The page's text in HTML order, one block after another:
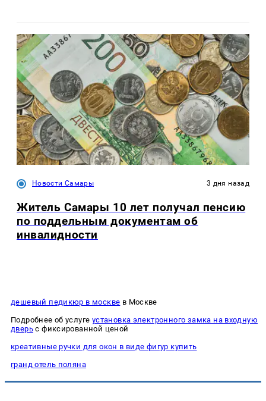
Новости Самары 3 дня назад
Житель Самары 10 лет получал пенсию
по поддельным документам об
инвалидности
дешевый педикюр в москве в Москве
Подробнее об услуге установка электронного замка на входную
дверьс фиксированной ценой
креативные ручки для окон в виде фигур купить
гранд отель поляна